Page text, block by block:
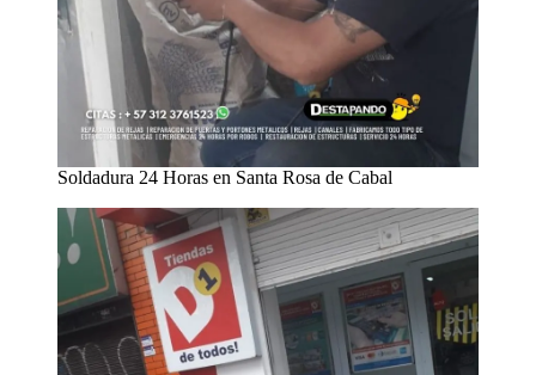
Soldadura 24 Horas en Santa Rosa de Cabal